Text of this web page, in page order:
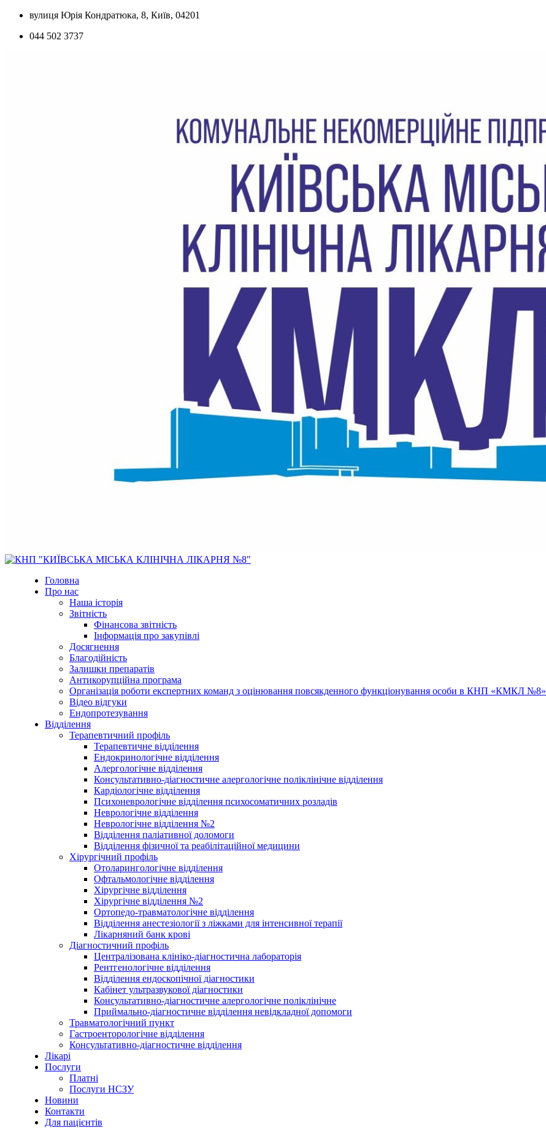
Skip
content
вулиця Юрія Кондратюка, 8, Київ, 04201
044 502 3737
Головна
Про нас
Наша історія
Звітність
Фінансова звітність
Інформація про закупівлі
Досягнення
Благодійність
Залишки препаратів
Антикорупційна програма
Організація роботи експертних команд з оцінювання повсякденного функціонування особи в КНП «КМКЛ №8»
Відео відгуки
Ендопротезування
Відділення
Терапевтичний профіль
Терапевтичне відділення
Ендокринологічне відділення
Алергологічне відділення
Консультативно-діагностичне алергологічне поліклінічне відділення
Кардіологічне відділення
Психоневрологічне відділення психосоматичних розладів
Неврологічне відділення
Неврологічне відділення №2
Відділення паліативної доломоги
Відділення фізичної та реабілітаційної медицини
Хірургічний профіль
Отоларингологічне відділення
Офтальмологічне відділення
Хірургічне відділення
Хірургічне відділення №2
Ортопедо-травматологічне відділення
Відділення анестезіології з ліжками для інтенсивної терапії
Лікарняний банк крові
Діагностичний профіль
Централізована клініко-діагностична лабораторія
Рентгенологічне відділення
Відділення ендоскопічної діагностики
Кабінет ультразвукової діагностики
Консультативно-діагностичне алергологічне поліклінічне
Приймально-діагностичне відділення невідкладної допомоги
Травматологічний пункт
Гастроенторологічне відділення
Консультативно-діагностичне відділення
Лікарі
Послуги
Платні
Послуги НСЗУ
Новини
Контакти
Для пацієнтів